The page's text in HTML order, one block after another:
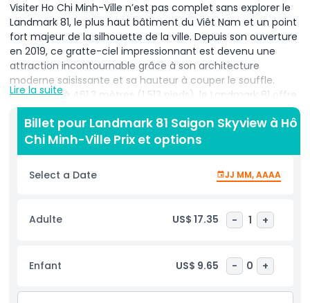
Visiter Ho Chi Minh-Ville n’est pas complet sans explorer le
Landmark 81, le plus haut bâtiment du Viêt Nam et un point
fort majeur de la silhouette de la ville. Depuis son ouverture
en 2019, ce gratte-ciel impressionnant est devenu une
attraction incontournable grâce à son architecture
moderne saisissante et sa hauteur à couper le souffle.
Culminant à 461,3 mètres (1 513 pieds), le Landmark 81 offre
l’une des vues les plus spectaculaires d’Asie du Sud-Est. La
plateforme d’observation SkyView, située aux étages 79 à
81, offre aux visiteurs une perspective panoramique
inoubliable de Ho Chi Minh-Ville. Depuis cette altitude, vous
pouvez admirer des vues étendues sur la rivière Saïgon, les
quartiers animés et le paysage urbain vibrant de la ville.
magnifiques, ce qui le rend particulièrement populaire
auprès des amateurs de photographie et des voyageurs
d’horizon. Que vous visitiez pendant la journée pour voir la
ville en pleine couleur ou en soirée lorsque les lumières
Lire la suite
Billet pour Landmark 81 Saigon Skyview à Hô
Chi Minh-Ville Prix et options
Select a Date JJ MM, AAAA
Adulte US$ 17.35 - 1 +
Enfant US$ 9.65 - 0 +